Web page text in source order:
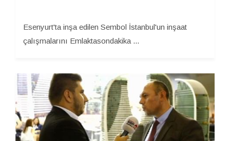
Esenyurt'ta inşa edilen Sembol İstanbul'un inşaat
çalışmalarını Emlaktasondakika ...